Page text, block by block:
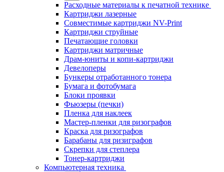
Расходные материалы к печатной технике
Картриджи лазерные
Совместимые картриджи NV-Print
Картриджи струйные
Печатающие головки
Картриджи матричные
Драм-юниты и копи-картриджи
Девелоперы
Бункеры отработанного тонера
Бумага и фотобумага
Блоки проявки
Фьюзеры (печки)
Пленка для наклеек
Мастер-пленки для ризографов
Краска для ризографов
Барабаны для ризиграфов
Скрепки для степлера
Тонер-картриджи
Компьютерная техника